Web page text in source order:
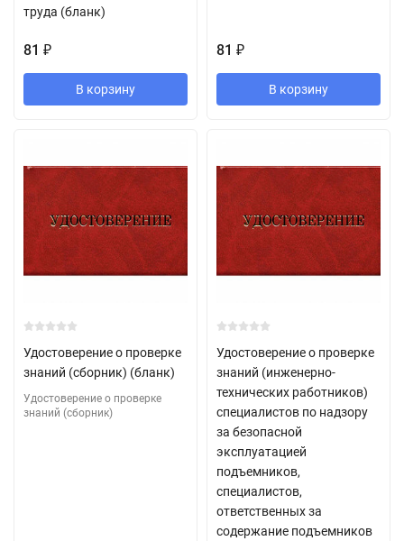
труда (бланк)
81 ₽
В корзину
81 ₽
В корзину
Удостоверение о проверке
знаний (сборник) (бланк)
Удостоверение о проверке
знаний (сборник)
Удостоверение о проверке
знаний (инженерно-
технических работников)
специалистов по надзору
за безопасной
эксплуатацией
подъемников,
специалистов,
ответственных за
содержание подъемников